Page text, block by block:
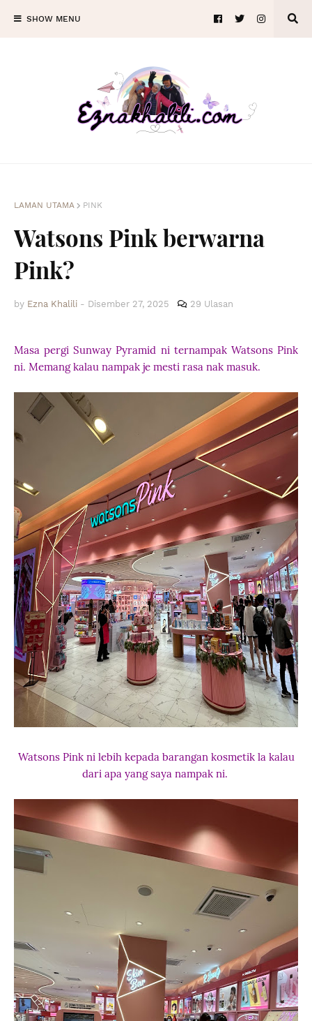
SHOW MENU
LAMAN UTAMA PINK
Watsons Pink berwarna
Pink?
by Ezna Khalili - Disember 27, 2025 29 Ulasan
Masa pergi Sunway Pyramid ni ternampak Watsons Pink
ni. Memang kalau nampak je mesti rasa nak masuk.
Watsons Pink ni lebih kepada barangan kosmetik la kalau
dari apa yang saya nampak ni.